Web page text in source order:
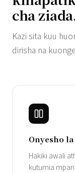
cha
Kazi sita kuu
dirisha na
Onyesho
Hakiki awali
kutumia